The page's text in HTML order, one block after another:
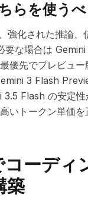
らを使う
強化された推論、
な場合は
優先でプレビュ
3 Flash
3.5 Flash の安定性
いトークン単価
ーディ
築